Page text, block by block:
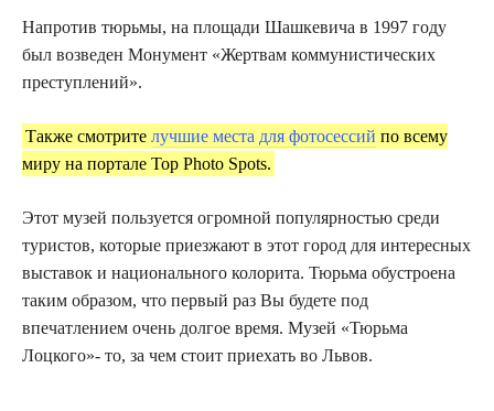
Напротив тюрьмы, на площади Шашкевича в 1997 году
был возведен Монумент «Жертвам коммунистических
преступлений».
Также смотрителучшие места для фотосессий по всему
миру на портале Top Photo Spots.
Этот музей пользуется огромной популярностью среди
туристов, которые приезжают в этот город для интересных
выставок и национального колорита. Тюрьма обустроена
таким образом, что первый раз Вы будете под
впечатлением очень долгое время. Музей «Тюрьма
Лоцкого»- то, за чем стоит приехать во Львов.